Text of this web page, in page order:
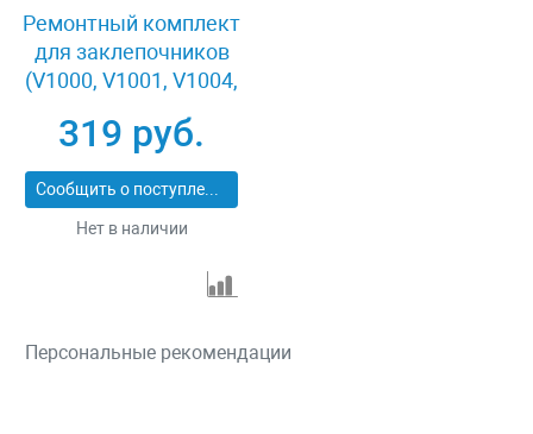
Ремонтный комплект
для заклепочников
(V1000, V1001, V1004,
Jonnesway V1002-RK
319 руб.
Сообщить о поступлении
Нет в наличии
Персональные рекомендации